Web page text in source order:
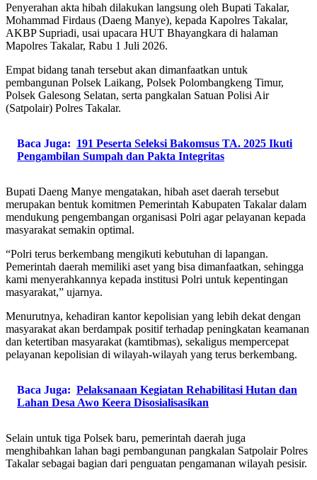
Penyerahan akta hibah dilakukan langsung oleh Bupati Takalar,
Mohammad Firdaus (Daeng Manye), kepada Kapolres Takalar,
AKBP Supriadi, usai upacara HUT Bhayangkara di halaman
Mapolres Takalar, Rabu 1 Juli 2026.
Empat bidang tanah tersebut akan dimanfaatkan untuk
pembangunan Polsek Laikang, Polsek Polombangkeng Timur,
Polsek Galesong Selatan, serta pangkalan Satuan Polisi Air
(Satpolair) Polres Takalar.
Baca Juga: 191 Peserta Seleksi Bakomsus TA. 2025 Ikuti
Pengambilan Sumpah dan Pakta Integritas
Bupati Daeng Manye mengatakan, hibah aset daerah tersebut
merupakan bentuk komitmen Pemerintah Kabupaten Takalar dalam
mendukung pengembangan organisasi Polri agar pelayanan kepada
masyarakat semakin optimal.
“Polri terus berkembang mengikuti kebutuhan di lapangan.
Pemerintah daerah memiliki aset yang bisa dimanfaatkan, sehingga
kami menyerahkannya kepada institusi Polri untuk kepentingan
masyarakat,” ujarnya.
Menurutnya, kehadiran kantor kepolisian yang lebih dekat dengan
masyarakat akan berdampak positif terhadap peningkatan keamanan
dan ketertiban masyarakat (kamtibmas), sekaligus mempercepat
pelayanan kepolisian di wilayah-wilayah yang terus berkembang.
Baca Juga: Pelaksanaan Kegiatan Rehabilitasi Hutan dan
Lahan Desa Awo Keera Disosialisasikan
Selain untuk tiga Polsek baru, pemerintah daerah juga
menghibahkan lahan bagi pembangunan pangkalan Satpolair Polres
Takalar sebagai bagian dari penguatan pengamanan wilayah pesisir.